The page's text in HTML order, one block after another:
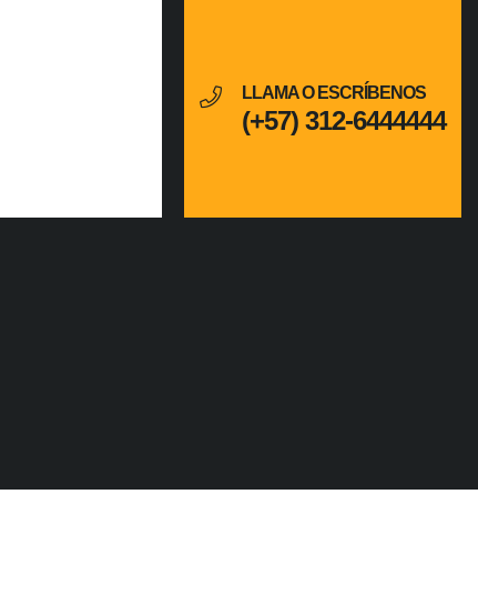
LLAMA O ESCRÍBENOS
(+57) 312-6444444